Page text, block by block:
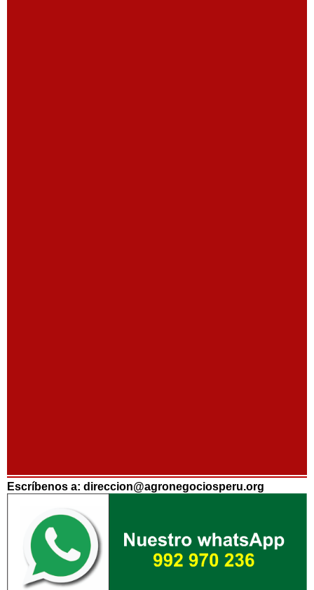
Escríbenos a: direccion@agronegociosperu.org